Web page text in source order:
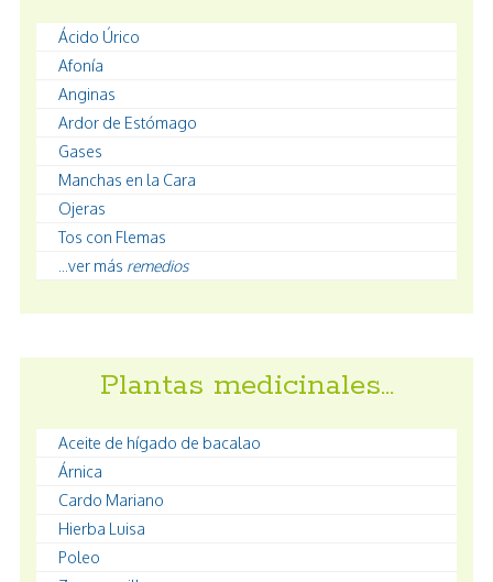
Ácido Úrico
Afonía
Anginas
Ardor de Estómago
Gases
Manchas en la Cara
Ojeras
Tos con Flemas
...ver más remedios
Plantas medicinales…
Aceite de hígado de bacalao
Árnica
Cardo Mariano
Hierba Luisa
Poleo